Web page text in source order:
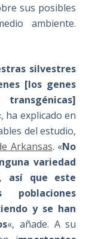
sus posibles
ambiente.
silvestres
[los genes
ha explicado en
del estudio,
Arkansas. «No
variedad
así que este
y se han
«, añade. A su